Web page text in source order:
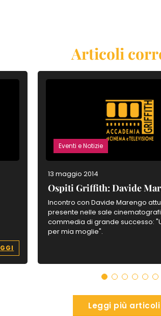
Articoli
Eventi e Notizie
13 maggio 2014
Ospiti Griffith: Davide
Incontro con Davide Marengo
presente nelle sale
commedia di grande successo:
per mia moglie".
Leggi più articoli